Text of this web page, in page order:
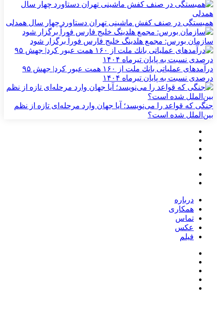
همبستگی در صنف کفش ماشینی تهران دستاورد چهار سال همدلی
سازمان بورس: مجمع هلدینگ خلیج فارس فوراً برگزار شود
درآمدهای عملیاتی بانك ملت از ۱۶۰ همت عبور كرد| جهش ۹۵
درصدی نسبت به پایان تیرماه ۱۴۰۴
جنگی که قواعد را می‌نویسد؛ آیا جهان وارد مرحله‌ای تازه از نظم
بین‌الملل شده است؟
درباره
همکاری
تماس
عکس
فیلم